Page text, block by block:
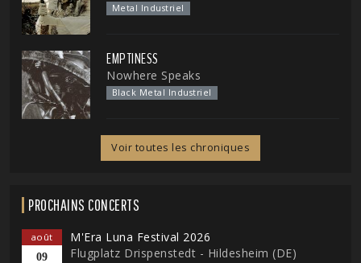
Metal Industriel
EMPTINESS
Nowhere Speaks
Black Metal Industriel
Voir toutes les chroniques
PROCHAINS CONCERTS
août
09
M'Era Luna Festival 2026
Flugplatz Drispenstedt - Hildesheim (DE)